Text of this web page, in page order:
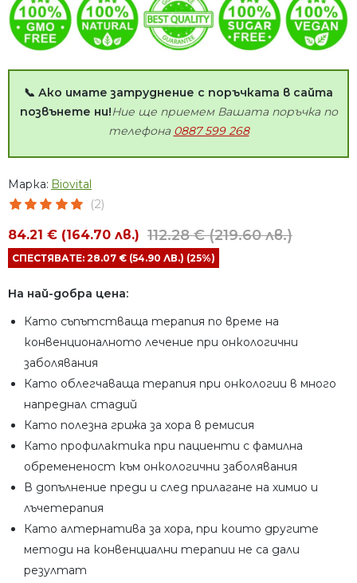
📞 Ако имате затруднение с поръчката в сайта
позвънете ни!Ние ще приемем Вашата поръчка по
телефона 0887 599 268
Марка: Biovital
(2)
84.21 € (164.70 лв.) 112.28 € (219.60 лв.)
СПЕСТЯВАТЕ: 28.07 € (54.90 ЛВ.) (25%)
На най-добра цена:
Като съпътстваща терапия по време на
конвенционалното лечение при онкологични
заболявания
Като облегчаваща терапия при онкологии в много
напреднал стадий
Като полезна грижа за хора в ремисия
Като профилактика при пациенти с фамилна
обремененост към онкологични заболявания
В допълнение преди и след прилагане на химио и
лъчетерапия
Като алтернатива за хора, при които другите
методи на конвенциални терапии не са дали
резултат